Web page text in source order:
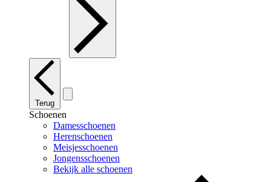
Terug
Schoenen
Damesschoenen
Herenschoenen
Meisjesschoenen
Jongensschoenen
Bekijk alle schoenen